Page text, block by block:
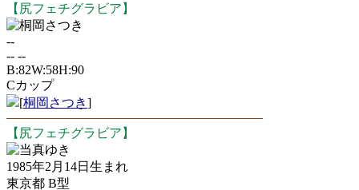
【尻フェチグラビア】
桐岡さつき
--
-- --
B:82W:58H:90
Cカップ
[桐岡さつき]
【尻フェチグラビア】
当真ゆき
1985年2月14日生まれ
東京都 B型